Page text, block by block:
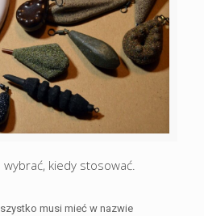
kiedy stosować.
musi mieć w nazwie